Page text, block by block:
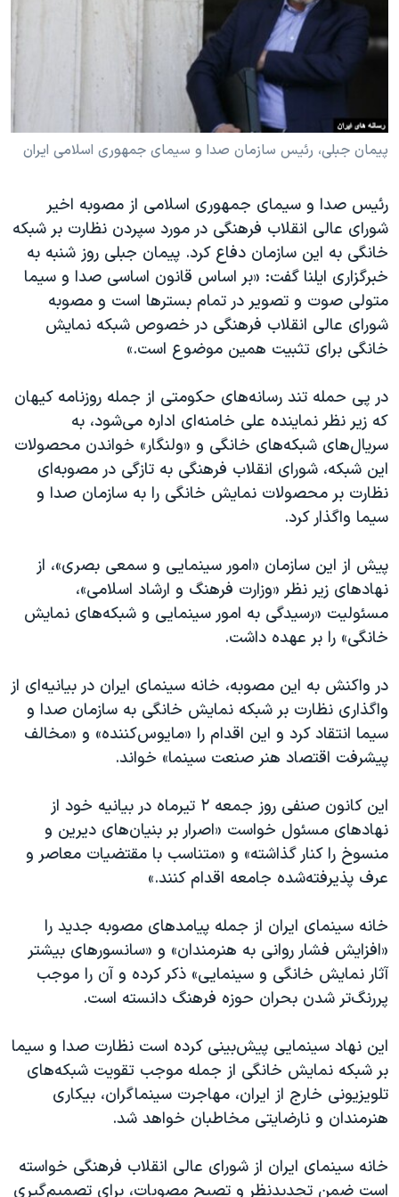
فرهنگ و زندگی
حقوق شهروندی
اقتصادی
اسرائیل در جنگ
آرشیو پخش زنده
مستندها
انتخابات ریاست جمهوری آمریکا ۲۰۲۴
حمله جمهوری اسلامی به اسرائیل
ورزش زنان در ایران
مجموعه مستندهای دادخواهی
تریبونال مردمی آبان ۹۸
دادگاه حمید نوری
چهل سال گروگان‌گیری
قانون شفافیت دارائی کادر رهبری ایران
اسرائیل در جنگ
نرگس محمدی برنده جایزه نوبل صلح
همایش محافظه‌کاران آمریکا «سی‌پک»
صفحه‌های ویژه
سفر پرزیدنت ترامپ به چین
دنبال کنید
زبانهای مختلف
پیمان جبلی، رئیس سازمان صدا و سیمای جمهوری اسلامی ایران
رئیس صدا و سیمای جمهوری اسلامی از مصوبه اخیر
شورای عالی انقلاب فرهنگی در مورد سپردن نظارت بر شبکه
خانگی به این سازمان دفاع کرد. پیمان جبلی روز شنبه به
خبرگزاری ایلنا گفت: «بر اساس قانون اساسی صدا و سیما
متولی صوت و تصویر در تمام بسترها است و مصوبه
شورای عالی انقلاب فرهنگی در خصوص شبکه نمایش
خانگی برای تثبیت همین موضوع است.»
در پی حمله تند رسانه‌های حکومتی از جمله روزنامه کیهان
که زیر نظر نماینده علی خامنه‌ای اداره می‌شود، به
سریال‌های شبکه‌های خانگی و «ولنگار» خواندن محصولات
این شبکه، شورای انقلاب فرهنگی به تازگی در مصوبه‌ای
نظارت بر محصولات نمایش خانگی را به سازمان صدا و
سیما واگذار کرد.
پیش از این سازمان «امور سینمایی و سمعی بصری»، از
نهادهای زیر نظر «وزارت فرهنگ و ارشاد اسلامی»،
مسئولیت «رسیدگی به امور سینمایی و شبکه‌های نمایش
خانگی» را بر عهده داشت.
در واکنش به این مصوبه، خانه سینمای ایران در بیانیه‌ای از
واگذاری نظارت بر شبکه نمایش خانگی به سازمان صدا و
سیما انتقاد کرد و این اقدام را «مایوس‌کننده» و «مخالف
پیشرفت اقتصاد هنر صنعت سینما» خواند.
این کانون صنفی روز جمعه ۲ تیرماه در بیانیه خود از
نهادهای مسئول خواست «اصرار بر بنیان‌های دیرین و
منسوخ را کنار گذاشته» و «متناسب با مقتضیات معاصر و
عرف پذیرفته‌شده جامعه اقدام کنند.»
خانه سینمای ایران از جمله پیامدهای مصوبه جدید را
«افزایش فشار روانی به هنرمندان» و «سانسورهای بیشتر
آثار نمایش خانگی و سینمایی» ذکر کرده و آن را موجب
پررنگ‌تر شدن بحران حوزه‌ فرهنگ دانسته است.
این نهاد سینمایی پیش‌بینی کرده است نظارت صدا و سیما
بر شبکه نمایش خانگی از جمله موجب تقویت شبکه‌های
تلویزیونی خارج از ایران، مهاجرت سینماگران، بیکاری
هنرمندان و نارضایتی مخاطبان خواهد شد.
خانه سینمای ایران از شورای عالی انقلاب فرهنگی خواسته
است ضمن تجدیدنظر و تصیح مصوبات، برای تصمیم‌گیری